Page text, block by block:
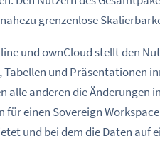
grenzenlose
und ownCloud stellt den
und Präsentationen
alle anderen die
einen Sovereign
und bei dem die Daten auf